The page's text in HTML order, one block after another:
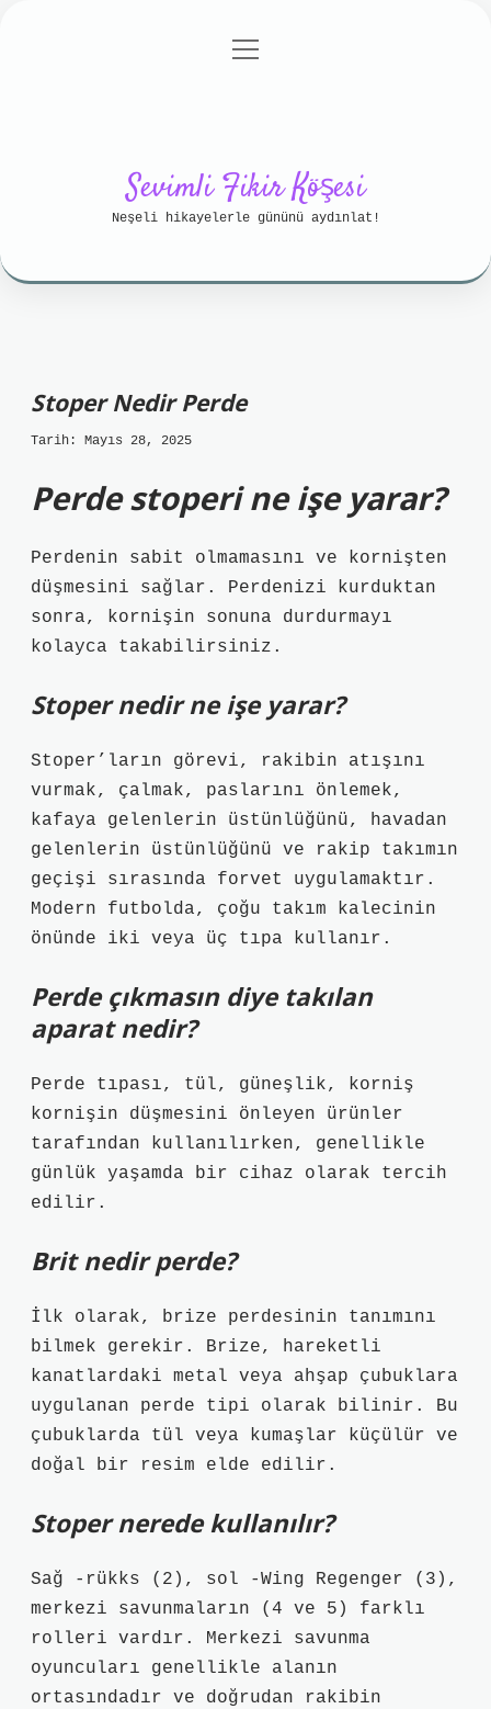
Gizlilik Politikası
menüyü
Sevimli Fikir Köşesi
Neşeli hikayelerle gününü aydınlat!
Stoper Nedir Perde
Tarih: Mayıs 28, 2025
Perde stoperi ne işe yarar?
Perdenin sabit olmamasını ve kornişten
düşmesini sağlar. Perdenizi kurduktan
sonra, kornişin sonuna durdurmayı
kolayca takabilirsiniz.
Stoper nedir ne işe yarar?
Stoper’ların görevi, rakibin atışını
vurmak, çalmak, paslarını önlemek,
kafaya gelenlerin üstünlüğünü, havadan
gelenlerin üstünlüğünü ve rakip takımın
geçişi sırasında forvet uygulamaktır.
Modern futbolda, çoğu takım kalecinin
önünde iki veya üç tıpa kullanır.
Perde çıkmasın diye takılan
aparat nedir?
Perde tıpası, tül, güneşlik, korniş
kornişin düşmesini önleyen ürünler
tarafından kullanılırken, genellikle
günlük yaşamda bir cihaz olarak tercih
edilir.
Brit nedir perde?
İlk olarak, brize perdesinin tanımını
bilmek gerekir. Brize, hareketli
kanatlardaki metal veya ahşap çubuklara
uygulanan perde tipi olarak bilinir. Bu
çubuklarda tül veya kumaşlar küçülür ve
doğal bir resim elde edilir.
Stoper nerede kullanılır?
Sağ -rükks (2), sol -Wing Regenger (3),
merkezi savunmaların (4 ve 5) farklı
rolleri vardır. Merkezi savunma
oyuncuları genellikle alanın
ortasındadır ve doğrudan rakibin